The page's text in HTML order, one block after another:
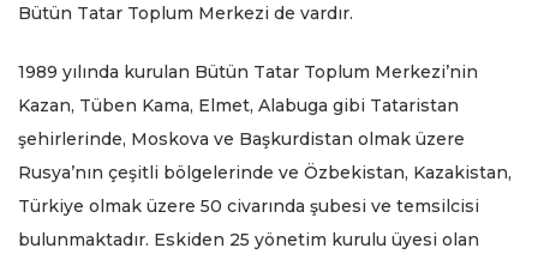
Bütün Tatar Toplum Merkezi de vardır.
1989 yılında kurulan Bütün Tatar Toplum Merkezi’nin
Kazan, Tüben Kama, Elmet, Alabuga gibi Tataristan
şehirlerinde, Moskova ve Başkurdistan olmak üzere
Rusya’nın çeşitli bölgelerinde ve Özbekistan, Kazakistan,
Türkiye olmak üzere 50 civarında şubesi ve temsilcisi
bulunmaktadır. Eskiden 25 yönetim kurulu üyesi olan